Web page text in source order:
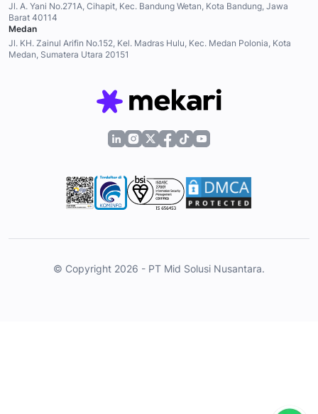
Jl. A. Yani No.271A, Cihapit, Kec. Bandung Wetan, Kota Bandung, Jawa
Barat 40114
Medan
Jl. KH. Zainul Arifin No.152, Kel. Madras Hulu, Kec. Medan Polonia, Kota
Medan, Sumatera Utara 20151
© Copyright 2026 - PT Mid Solusi Nusantara.